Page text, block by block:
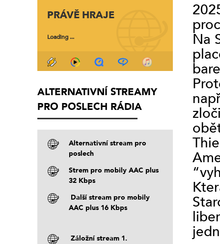
PRÁVĚ HRAJE
Loading ...
ALTERNATIVNÍ STREAMY
PRO POSLECH RÁDIA
Alternativní stream pro
poslech
Strem pro mobily AAC plus
32 Kbps
Další stream pro mobily
AAC plus 16 Kbps
Záložní stream 1.
Na